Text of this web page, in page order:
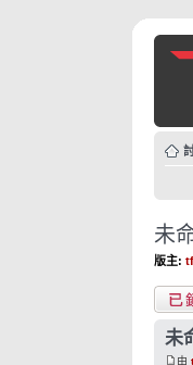
未
版主:
主題
未
由